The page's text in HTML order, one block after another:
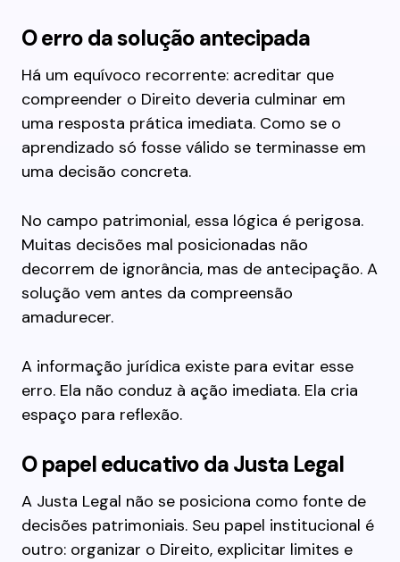
O erro da solução antecipada
Há um equívoco recorrente: acreditar que
compreender o Direito deveria culminar em
uma resposta prática imediata. Como se o
aprendizado só fosse válido se terminasse em
uma decisão concreta.
No campo patrimonial, essa lógica é perigosa.
Muitas decisões mal posicionadas não
decorrem de ignorância, mas de antecipação. A
solução vem antes da compreensão
amadurecer.
A informação jurídica existe para evitar esse
erro. Ela não conduz à ação imediata. Ela cria
espaço para reflexão.
O papel educativo da Justa Legal
A Justa Legal não se posiciona como fonte de
decisões patrimoniais. Seu papel institucional é
outro: organizar o Direito, explicitar limites e